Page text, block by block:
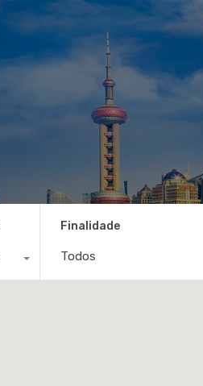
Finalidade
Todos